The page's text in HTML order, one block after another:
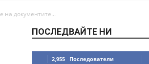
на документите...
ПОСЛЕДВАЙТЕ НИ
2,955 Последователи